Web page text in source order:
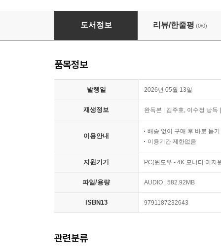
사랑이 있으니 살아집디다
도서정보 리뷰/한줄평 (0/0)
품목정보
발행일 2026년 05월 13일
재생정보 완독본 | 김주호, 이수정 낭독
이용안내
배송 없이 구매 후 바로 듣기
이용기간 제한없음
지원기기 PC(윈도우 - 4K 모니터 미지
파일/용량 AUDIO | 582.92MB
ISBN13 9791187232643
관련분류